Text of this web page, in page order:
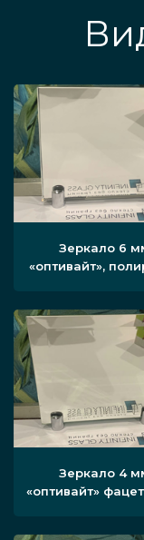
Зеркало 6
«оптивайт»,
Зеркало 4
«оптивайт»